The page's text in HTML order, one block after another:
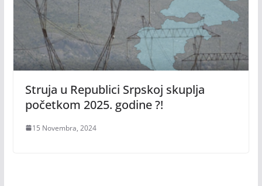
Struja u Republici Srpskoj skuplja
početkom 2025. godine ?!
15 Novembra, 2024